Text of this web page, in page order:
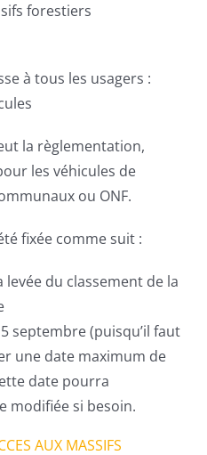
forestiers
à tous les usagers :
la règlementation,
les véhicules de
ou ONF.
fixée comme suit :
levée du classement de la
septembre (puisqu’il faut
une date maximum de
date pourra
modifiée si besoin.
AUX MASSIFS